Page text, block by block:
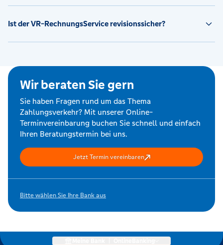
Ist der VR-RechnungsService revisionssicher?
Wir beraten Sie gern
Sie haben Fragen rund um das Thema
Zahlungsverkehr? Mit unserer Online-
Terminvereinbarung buchen Sie schnell und einfach
Ihren Beratungstermin bei uns.
Jetzt Termin vereinbaren
Bitte wählen Sie Ihre Bank aus